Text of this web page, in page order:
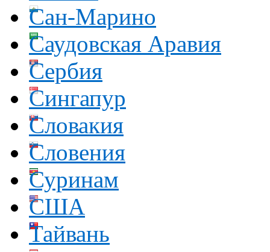
Сан-Марино
Саудовская Аравия
Сербия
Сингапур
Словакия
Словения
Суринам
США
Тайвань